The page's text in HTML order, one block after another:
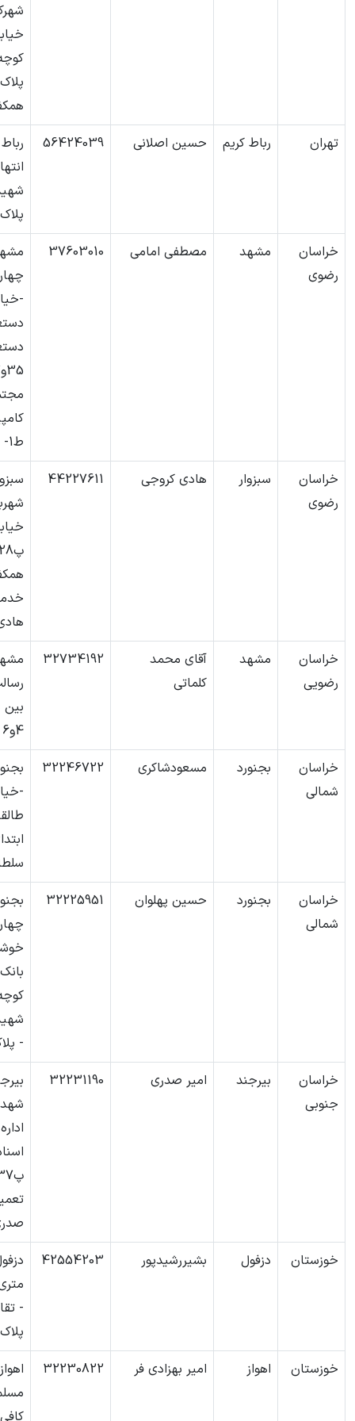
تهران
رباط کریم حسین اصلانی 56424039
پلاک
خراسان
رضوی
مشهد مصطفی امامی 37603010
-
ط1- و15
خراسان
رضوی
سبزوار هادی کروجی 44227611
خراسان
رضویی
مشهد
آقای محمد
کلماتی
32734192
4و6 -پ599
خراسان
شمالی
بجنورد مسعودشاکری 32246722
-
خراسان
شمالی
بجنورد حسین پهلوان 32225951
-
خراسان
جنوبی
بیرجند امیر صدری 32231190
خوزستان
دزفول بشیررشیدپور
42554203
-
پلاک241
خوزستان
اهواز امیر بهزادی فر 32230822